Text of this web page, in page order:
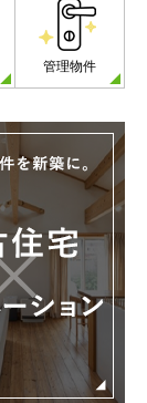
管理物件